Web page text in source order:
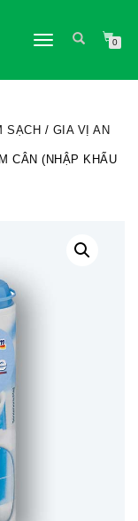
TOGGLE
0
SẠCH / GIA VỊ AN
CÂN (NHẬP KHẨU